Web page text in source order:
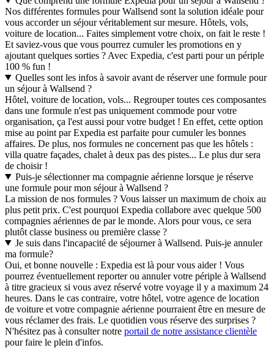
Nos différentes formules pour Wallsend sont la solution idéale pour
vous accorder un séjour véritablement sur mesure. Hôtels, vols,
voiture de location... Faites simplement votre choix, on fait le reste !
Et saviez-vous que vous pourrez cumuler les promotions en y
ajoutant quelques sorties ? Avec Expedia, c'est parti pour un périple
100 % fun !
Quelles sont les infos à savoir avant de réserver une formule pour
un séjour à Wallsend ?
Hôtel, voiture de location, vols... Regrouper toutes ces composantes
dans une formule n'est pas uniquement commode pour votre
organisation, ça l'est aussi pour votre budget ! En effet, cette option
mise au point par Expedia est parfaite pour cumuler les bonnes
affaires. De plus, nos formules ne concernent pas que les hôtels :
villa quatre façades, chalet à deux pas des pistes... Le plus dur sera
de choisir !
Puis-je sélectionner ma compagnie aérienne lorsque je réserve
une formule pour mon séjour à Wallsend ?
La mission de nos formules ? Vous laisser un maximum de choix au
plus petit prix. C'est pourquoi Expedia collabore avec quelque 500
compagnies aériennes de par le monde. Alors pour vous, ce sera
plutôt classe business ou première classe ?
Je suis dans l'incapacité de séjourner à Wallsend. Puis-je annuler
ma formule?
Oui, et bonne nouvelle : Expedia est là pour vous aider ! Vous
pourrez éventuellement reporter ou annuler votre périple à Wallsend
à titre gracieux si vous avez réservé votre voyage il y a maximum 24
heures. Dans le cas contraire, votre hôtel, votre agence de location
de voiture et votre compagnie aérienne pourraient être en mesure de
vous réclamer des frais. Le quotidien vous réserve des surprises ?
N'hésitez pas à consulter notre portail de notre assistance clientèle
pour faire le plein d'infos.